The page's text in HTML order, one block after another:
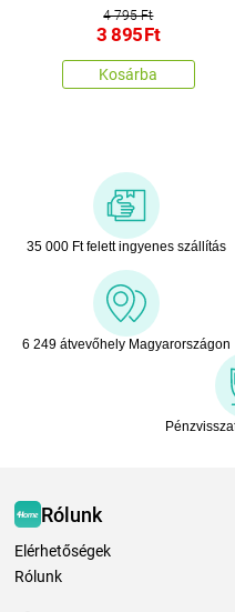
4 795 Ft
3 895Ft
Kosárba
35 000 Ft felett ingyenes szállítás
6 249 átvevőhely Magyarországon
Rólunk
Elérhetőségek
Rólunk